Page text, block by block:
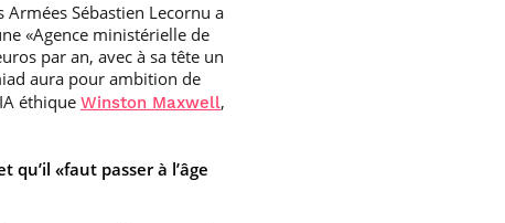
Armées Sébastien Lecornu a
«Agence ministérielle de
par an, avec à sa tête un
aura pour ambition de
éthique Winston Maxwell,
«faut passer à l’âge